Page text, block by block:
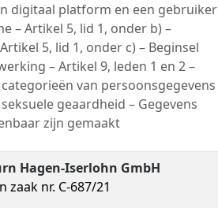
digitaal platform en een gebruiker
– Artikel 5, lid 1, onder b) –
5, lid 1, onder c) – Beginsel
– Artikel 9, leden 1 en 2 –
van persoonsgegevens
geaardheid – Gegevens
zijn gemaakt
Hagen-Iserlohn GmbH
zaak nr. C-687/21